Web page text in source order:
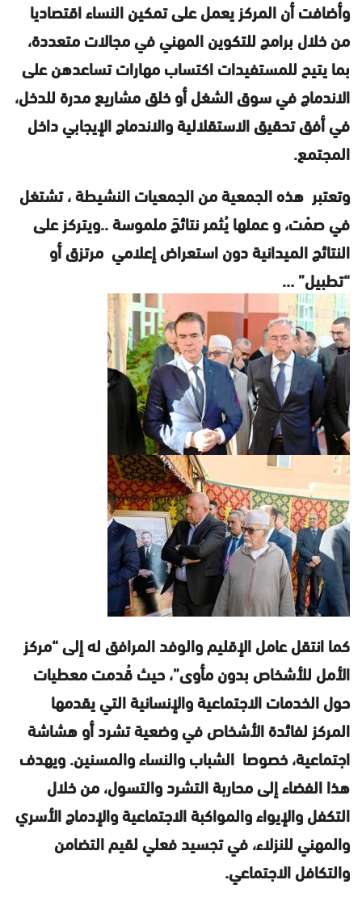
وأضافت أن المركز يعمل على تمكين النساء اقتصاديا
من خلال برامج للتكوين المهني في مجالات متعددة،
بما يتيح للمستفيدات اكتساب مهارات تساعدهن على
الاندماج في سوق الشغل أو خلق مشاريع مدرة للدخل،
في أفق تحقيق الاستقلالية والاندماج الإيجابي داخل
المجتمع.
وتعتبر هذه الجمعية من الجمعيات النشيطة ، تشتغل
في صمْت، و عملها يُثمر نتائجَ ملموسة ..ويتركز على
النتائج الميدانية دون استعراض إعلامي مرتزق أو
“تطبيل” …
كما انتقل عامل الإقليم والوفد المرافق له إلى “مركز
الأمل للأشخاص بدون مأوى”، حيث قُدمت معطيات
حول الخدمات الاجتماعية والإنسانية التي يقدمها
المركز لفائدة الأشخاص في وضعية تشرد أو هشاشة
اجتماعية، خصوصا الشباب والنساء والمسنين. ويهدف
هذا الفضاء إلى محاربة التشرد والتسول، من خلال
التكفل والإيواء والمواكبة الاجتماعية والإدماج الأسري
والمهني للنزلاء، في تجسيد فعلي لقيم التضامن
والتكافل الاجتماعي.